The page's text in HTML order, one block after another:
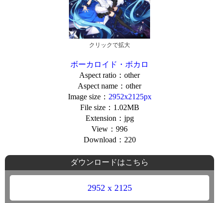
クリックで拡大
ボーカロイド・ボカロ
Aspect ratio：other
Aspect name：other
Image size： 2952x2125px
File size：1.02MB
Extension：jpg
View：996
Download：220
ダウンロードはこちら
2952 x 2125